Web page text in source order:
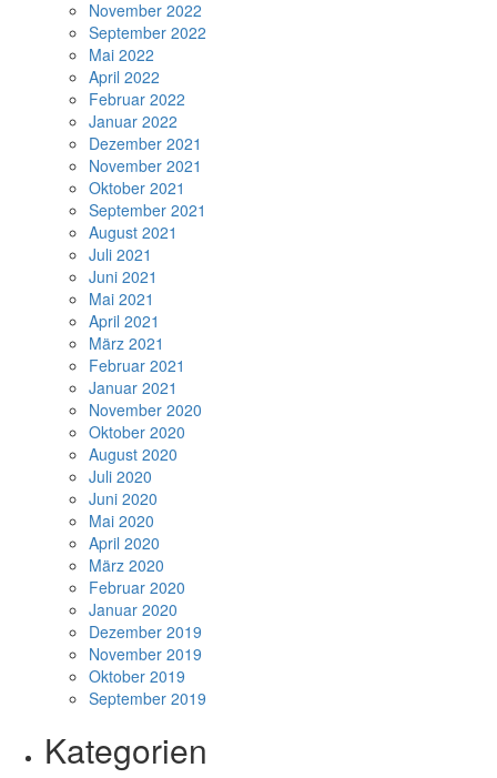
November 2022
September 2022
Mai 2022
April 2022
Februar 2022
Januar 2022
Dezember 2021
November 2021
Oktober 2021
September 2021
August 2021
Juli 2021
Juni 2021
Mai 2021
April 2021
März 2021
Februar 2021
Januar 2021
November 2020
Oktober 2020
August 2020
Juli 2020
Juni 2020
Mai 2020
April 2020
März 2020
Februar 2020
Januar 2020
Dezember 2019
November 2019
Oktober 2019
September 2019
Kategorien